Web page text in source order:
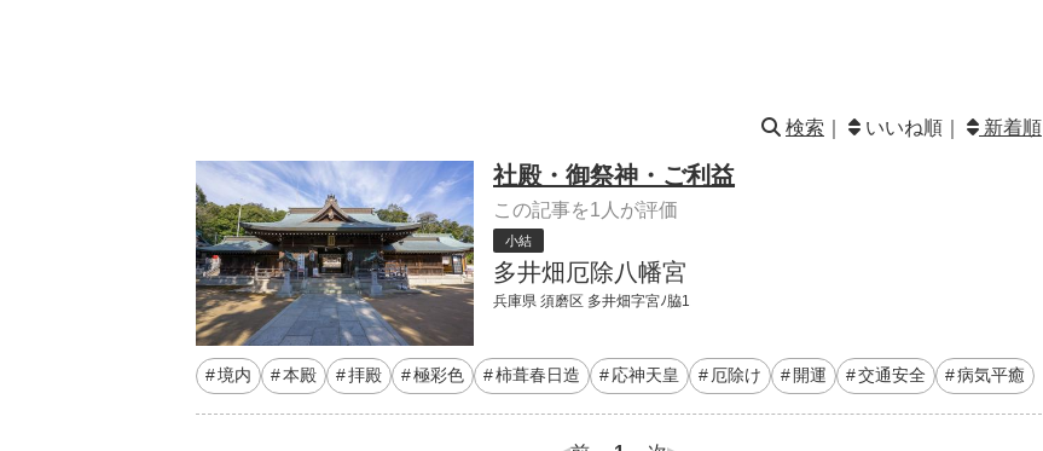
検索 いいね順｜ 新着順
社殿・御祭神・ご利益
この記事を1人が評価
小結
多井畑厄除八幡宮
兵庫県 須磨区 多井畑字宮ﾉ脇1
境内 本殿 拝殿 極彩色 柿葺春日造 応神天皇 厄除け 開運 交通安全 病気平癒